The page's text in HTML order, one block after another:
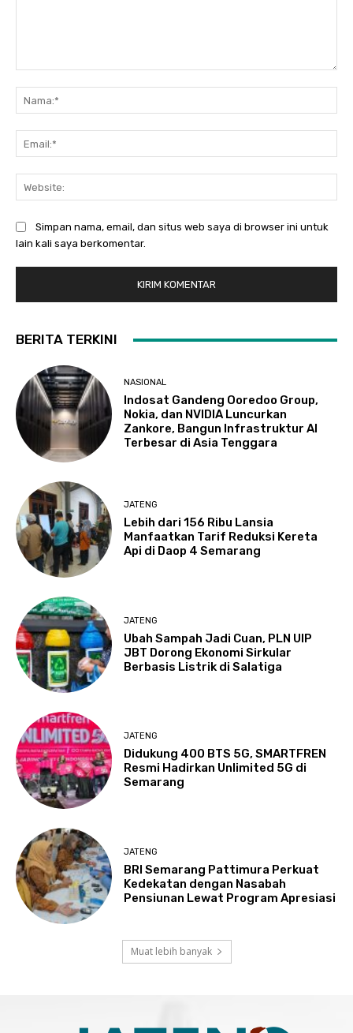
Simpan nama, email, dan situs web saya di browser ini untuk
lain kali saya berkomentar.
BERITA TERKINI
NASIONAL
Indosat Gandeng Ooredoo Group,
Nokia, dan NVIDIA Luncurkan
Zankore, Bangun Infrastruktur AI
Terbesar di Asia Tenggara
JATENG
Lebih dari 156 Ribu Lansia
Manfaatkan Tarif Reduksi Kereta
Api di Daop 4 Semarang
JATENG
Ubah Sampah Jadi Cuan, PLN UIP
JBT Dorong Ekonomi Sirkular
Berbasis Listrik di Salatiga
JATENG
Didukung 400 BTS 5G, SMARTFREN
Resmi Hadirkan Unlimited 5G di
Semarang
JATENG
BRI Semarang Pattimura Perkuat
Kedekatan dengan Nasabah
Pensiunan Lewat Program Apresiasi
Muat lebih banyak